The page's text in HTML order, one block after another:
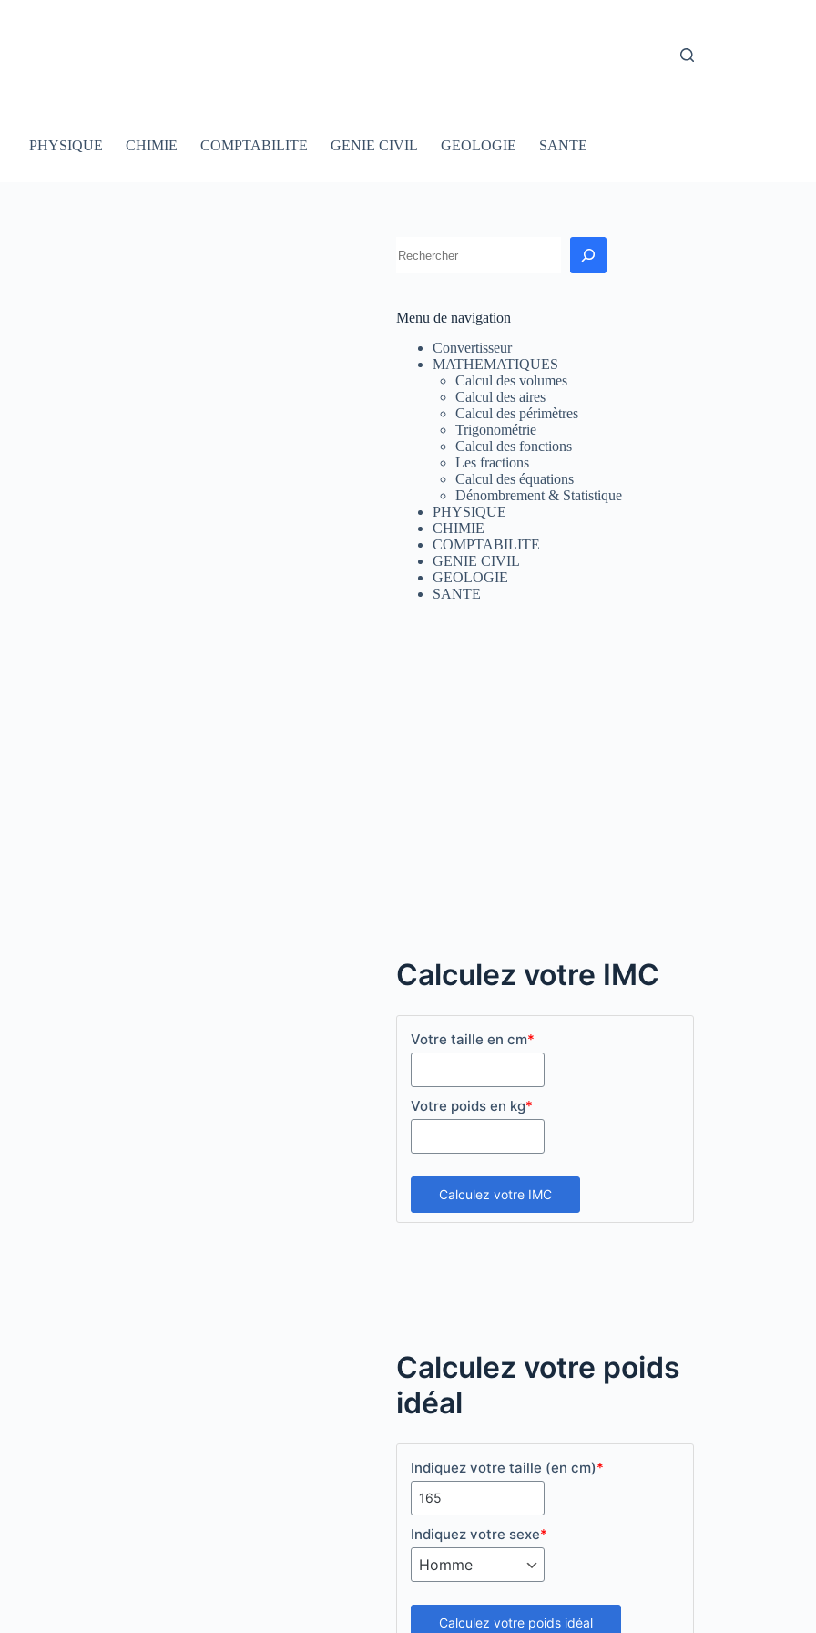
PHYSIQUE CHIMIE COMPTABILITE GENIE CIVIL GEOLOGIE SANTE
Menu de navigation
Convertisseur
MATHEMATIQUES
Calcul des volumes
Calcul des aires
Calcul des périmètres
Trigonométrie
Calcul des fonctions
Les fractions
Calcul des équations
Dénombrement & Statistique
PHYSIQUE
CHIMIE
COMPTABILITE
GENIE CIVIL
GEOLOGIE
SANTE
Calculez votre IMC
Votre taille en cm*
Votre poids en kg*
Calculez votre IMC
Calculez votre poids
idéal
Indiquez votre taille (en cm)*
Indiquez votre sexe*
Calculez votre poids idéal